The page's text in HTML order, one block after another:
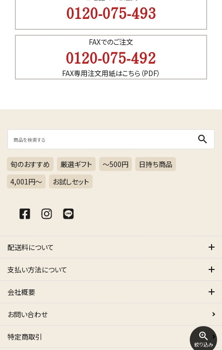
zoom_in
絞り込み
カテゴリー
0120-075-493
FAXでのご注文
0120-075-492
FAX専用注文用紙はこちら（PDF）
search
旬のおすすめ 厳選ギフト ～500円
日持ち商品
4,001円〜
お試しセット
配送料について
支払い方法について
会社概要
お問い合わせ
特定商取引